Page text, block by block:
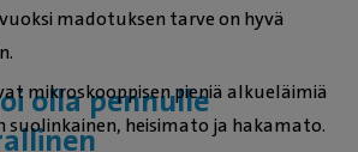
madotuksen tarve on hyvä
olla pennulle
mikroskooppisen pieniä alkueläimiä
suolinkainen, heisimato ja hakamato.